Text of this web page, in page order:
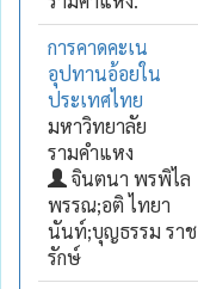
การคาดคะเน
อุปทานอ้อยใน
ประเทศไทย
มหาวิทยาลัย
รามคำแหง
จินตนา พรพิไล
พรรณ;อติ ไทยา
นันท์;บุญธรรม ราช
รักษ์